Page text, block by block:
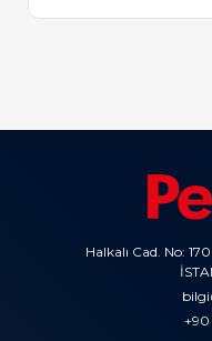
Halkalı Cad. No:
+90